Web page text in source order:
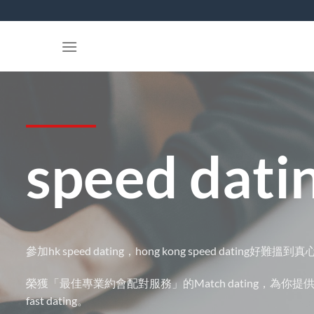
to
speed
參加hk speed dating，hong kong speed dating好難搵到真
榮獲「最佳專業約會配對服務」的Match dating，為你提
fast dating。